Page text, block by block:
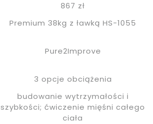
867 zł
Premium 38kg z ławką HS-1055
Pure2Improve
3 opcje obciążenia
budowanie wytrzymałości i
szybkości; ćwiczenie mięśni całego
ciała